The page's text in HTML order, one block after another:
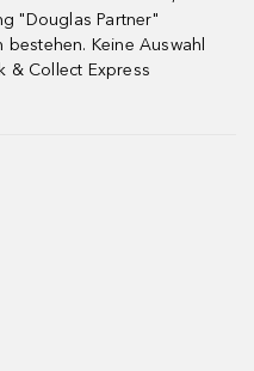
"Douglas Partner"
Keine Auswahl
& Collect Express